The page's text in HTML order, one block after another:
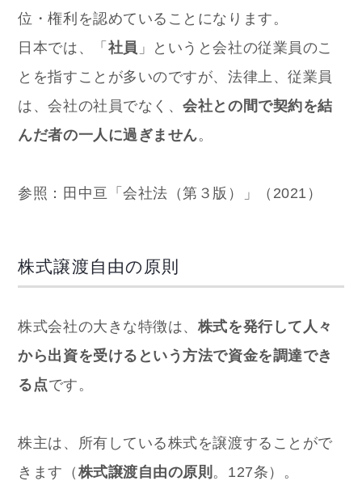
位・権利を認めていることになります。
日本では、「 社員 」というと会社の従業員のこ
とを指すことが多いのですが、法律上、従業員
は、会社の社員でなく、会社との間で契約を結
んだ者の一人に過ぎません。
参照：田中亘「会社法（第３版）」（2021）
株式譲渡自由の原則
株式会社の大きな特徴は、 株式を発行して人々
から出資を受けるという方法で資金を調達でき
る点です。
株主は、所有している株式を譲渡することがで
きます（ 株式譲渡自由の原則 。127条）。